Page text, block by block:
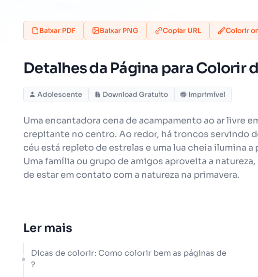
Baixar PDF Baixar PNG Copiar URL Colorir
Detalhes da Página para Colorir
Adolescente Download Gratuito Imprimível
Uma encantadora cena de acampamento ao ar livre
crepitante no centro. Ao redor, há troncos servindo
céu está repleto de estrelas e uma lua cheia ilumina
Uma família ou grupo de amigos aproveita a
de estar em contato com a natureza na primavera.
Ler mais
Dicas de colorir: Como colorir bem as páginas de
?